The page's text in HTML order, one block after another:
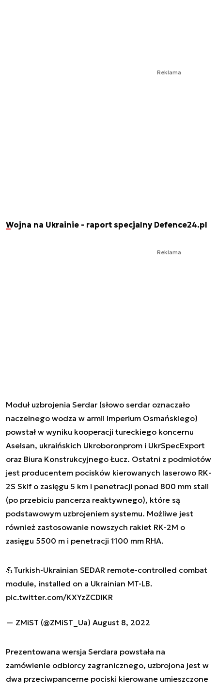
Reklama
Wojna na Ukrainie - raport specjalny Defence24.pl
Reklama
Moduł uzbrojenia Serdar (słowo serdar oznaczało
naczelnego wodza w armii Imperium Osmańskiego)
powstał w wyniku kooperacji tureckiego koncernu
Aselsan, ukraińskich Ukroboronprom i UkrSpecExport
oraz Biura Konstrukcyjnego Łucz. Ostatni z podmiotów
jest producentem pocisków kierowanych laserowo RK-
2S Skif o zasięgu 5 km i penetracji ponad 800 mm stali
(po przebiciu pancerza reaktywnego), które są
podstawowym uzbrojeniem systemu. Możliwe jest
również zastosowanie nowszych rakiet RK-2M o
zasięgu 5500 m i penetracji 1100 mm RHA.
💪Turkish-Ukrainian SEDAR remote-controlled combat
module, installed on a Ukrainian MT-LB.
pic.twitter.com/KXYzZCDIKR
— ZMiST (@ZMiST_Ua) August 8, 2022
Prezentowana wersja Serdara powstała na
zamówienie odbiorcy zagranicznego, uzbrojona jest w
dwa przeciwpancerne pociski kierowane umieszczone